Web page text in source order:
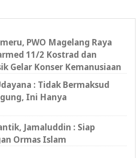
PWO Magelang Raya
11/2 Kostrad dan
Gelar Konser Kemanusiaan
: Tidak Bermaksud
Ini Hanya
Jamaluddin : Siap
Ormas Islam